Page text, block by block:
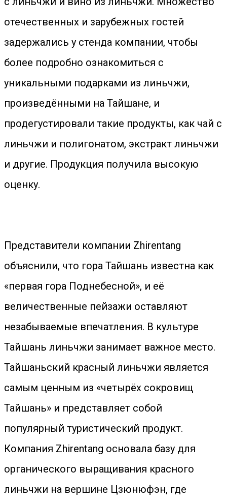
отечественных и зарубежных гостей
задержались у стенда компании, чтобы
более подробно ознакомиться с
уникальными подарками из линьчжи,
произведёнными на Тайшане, и
продегустировали такие продукты, как чай с
линьчжи и полигонатом, экстракт линьчжи
и другие. Продукция получила высокую
оценку.
Представители компании Zhirentang
объяснили, что гора Тайшань известна как
«первая гора Поднебесной», и её
величественные пейзажи оставляют
незабываемые впечатления. В культуре
Тайшань линьчжи занимает важное место.
Тайшаньский красный линьчжи является
самым ценным из «четырёх сокровищ
Тайшань» и представляет собой
популярный туристический продукт.
Компания Zhirentang основала базу для
органического выращивания красного
линьчжи на вершине Цзюнюфэн, где